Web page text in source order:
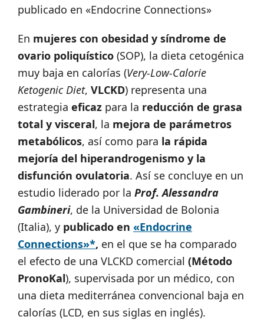
publicado en «Endocrine Connections»
En mujeres con obesidad y síndrome de
ovario poliquístico (SOP), la dieta cetogénica
muy baja en calorías (Very-Low-Calorie
Ketogenic Diet, VLCKD) representa una
estrategia eficaz para la reducción de grasa
total y visceral, la mejora de parámetros
metabólicos, así como para la rápida
mejoría del hiperandrogenismo y la
disfunción ovulatoria. Así se concluye en un
estudio liderado por la Prof. Alessandra
Gambineri, de la Universidad de Bolonia
(Italia), y publicado en «Endocrine
Connections»*, en el que se ha comparado
el efecto de una VLCKD comercial (Método
PronoKal), supervisada por un médico, con
una dieta mediterránea convencional baja en
calorías (LCD, en sus siglas en inglés).